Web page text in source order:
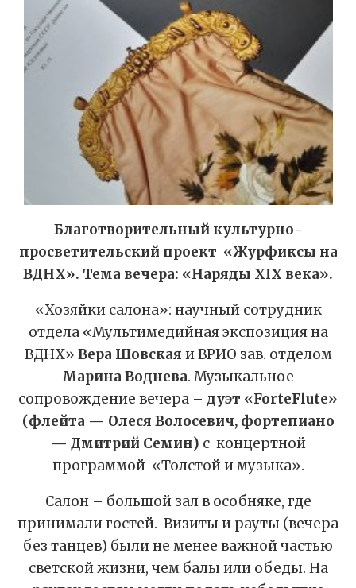
Благотворительный культурно-
просветительский проект «Журфиксы на
ВДНХ». Тема вечера: «Наряды XIX века».
«Хозяйки салона»: научный сотрудник
отдела «Мультимедийная экспозиция на
ВДНХ» Вера Шовская и ВРИО зав. отделом
Марина Воднева. Музыкальное
сопровождение вечера – дуэт «ForteFlute»
(флейта — Олеся Волосевич, фортепиано
— Дмитрий Семин) с концертной
программой «Толстой и музыка».
Салон – большой зал в особняке, где
принимали гостей. Визиты и рауты (вечера
без танцев) были не менее важной частью
светской жизни, чем балы или обеды. На